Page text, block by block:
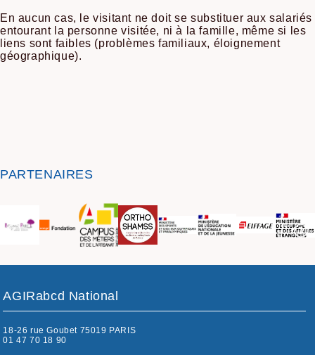
En aucun cas, le visitant ne doit se substituer aux salariés
entourant la personne visitée, ni à la famille, même si les
liens sont faibles (problèmes familiaux, éloignement
géographique).
PARTENAIRES
AGIRabcd National
18-26 rue Goubet 75019 PARIS
01 47 70 18 90